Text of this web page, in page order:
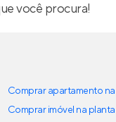
você procura!
Comprar apartamento
Comprar imóvel na planta